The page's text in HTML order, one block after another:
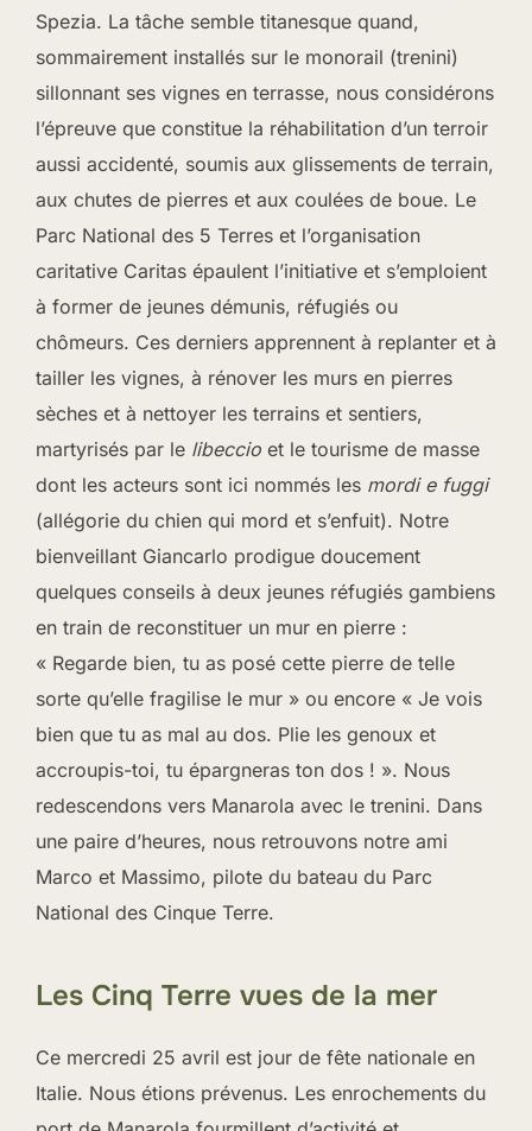
Spezia. La tâche semble titanesque quand,
sommairement installés sur le monorail (trenini)
sillonnant ses vignes en terrasse, nous considérons
l’épreuve que constitue la réhabilitation d’un terroir
aussi accidenté, soumis aux glissements de terrain,
aux chutes de pierres et aux coulées de boue. Le
Parc National des 5 Terres et l’organisation
caritative Caritas épaulent l’initiative et s’emploient
à former de jeunes démunis, réfugiés ou
chômeurs. Ces derniers apprennent à replanter et à
tailler les vignes, à rénover les murs en pierres
sèches et à nettoyer les terrains et sentiers,
martyrisés par le libeccio et le tourisme de masse
dont les acteurs sont ici nommés les mordi e fuggi
(allégorie du chien qui mord et s’enfuit). Notre
bienveillant Giancarlo prodigue doucement
quelques conseils à deux jeunes réfugiés gambiens
en train de reconstituer un mur en pierre :
« Regarde bien, tu as posé cette pierre de telle
sorte qu’elle fragilise le mur » ou encore « Je vois
bien que tu as mal au dos. Plie les genoux et
accroupis-toi, tu épargneras ton dos ! ». Nous
redescendons vers Manarola avec le trenini. Dans
une paire d’heures, nous retrouvons notre ami
Marco et Massimo, pilote du bateau du Parc
National des Cinque Terre.
Les Cinq Terre vues de la mer
Ce mercredi 25 avril est jour de fête nationale en
Italie. Nous étions prévenus. Les enrochements du